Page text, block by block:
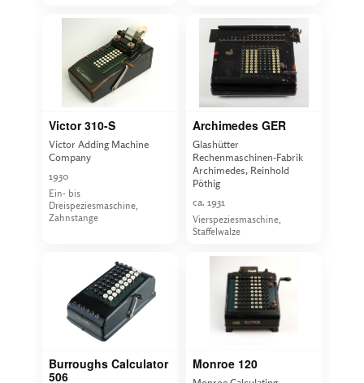
Victor 310-S
Victor Adding Machine
Company
1930
Ein- bis
Dreispeziesmaschine,
Zahnstange
Archimedes GER
Glashütter
Rechenmaschinen-Fabrik
Archimedes, Reinhold
Pöthig
ca. 1931
Vierspeziesmaschine,
Staffelwalze
Burroughs Calculator
506
Monroe 120